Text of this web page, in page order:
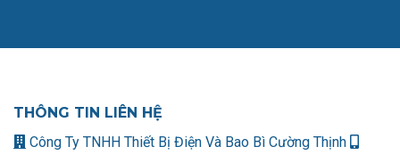
THÔNG TIN LIÊN HỆ
Công Ty TNHH Thiết Bị Điện Và Bao Bì Cường Thịnh